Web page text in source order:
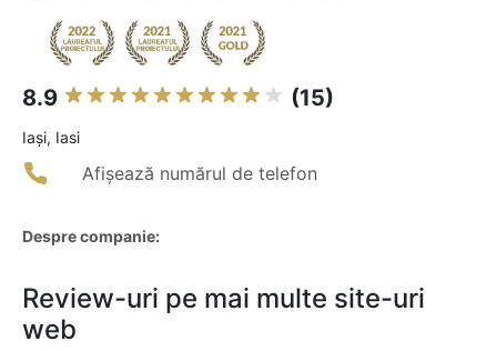
8.9 (15)
Iaşi, Iasi
Afișează numărul de telefon
Despre companie:
Review-uri pe mai multe site-uri
web